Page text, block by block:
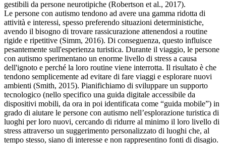
gestibili da persone neurotipiche (Robertson et al., 2017).
Le persone con autismo tendono ad avere una gamma ridotta di
attività e interessi, spesso preferendo situazioni deterministiche,
avendo il bisogno di trovare rassicurazione attenendosi a routine
rigide e ripetitive (Simm, 2016). Di conseguenza, questo influisce
pesantemente sull'esperienza turistica. Durante il viaggio, le persone
con autismo sperimentano un enorme livello di stress a causa
dell'ignoto e perché la loro routine viene interrotta. Il risultato è che
tendono semplicemente ad evitare di fare viaggi e esplorare nuovi
ambienti (Smith, 2015). Pianifichiamo di sviluppare un supporto
tecnologico (nello specifico una guida digitale accessibile da
dispositivi mobili, da ora in poi identificata come “guida mobile”) in
grado di aiutare le persone con autismo nell’esplorazione turistica di
luoghi per loro nuovi, cercando di ridurre al minimo il loro livello di
stress attraverso un suggerimento personalizzato di luoghi che, al
tempo stesso, siano di interesse e non rappresentino fonti di disagio.